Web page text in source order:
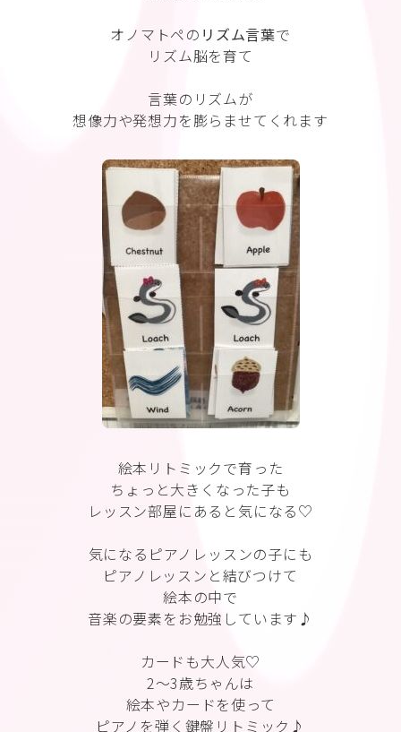
オノマトペの リズム言葉で
リズム脳を育て
言葉のリズムが
想像力や発想力を膨らませてくれます
絵本リトミックで育った
ちょっと大きくなった子も
レッスン部屋にあると気になる♡
気になるピアノレッスンの子にも
ピアノレッスンと結びつけて
絵本の中で
音楽の要素をお勉強しています♪
カードも大人気♡
2〜3歳ちゃんは
絵本やカードを使って
ピアノを弾く鍵盤リトミック♪